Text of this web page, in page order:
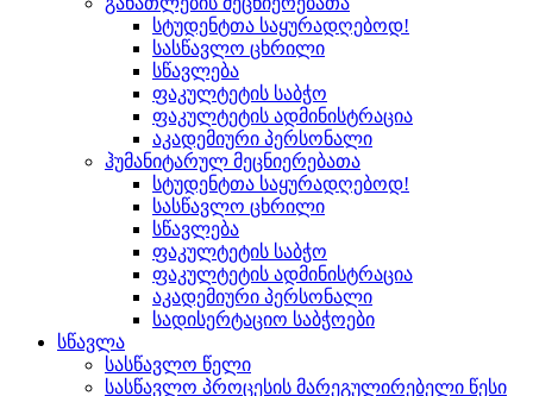
სტუდენტთა საყურადღებოდ!
სასწავლო ცხრილი
სწავლება
ფაკულტეტის საბჭო
ფაკულტეტის ადმინისტრაცია
აკადემიური პერსონალი
ჰუმანიტარულ მეცნიერებათა
სტუდენტთა საყურადღებოდ!
სასწავლო ცხრილი
სწავლება
ფაკულტეტის საბჭო
ფაკულტეტის ადმინისტრაცია
აკადემიური პერსონალი
სადისერტაციო საბჭოები
სწავლა
სასწავლო წელი
სასწავლო პროცესის მარეგულირებელი წესი